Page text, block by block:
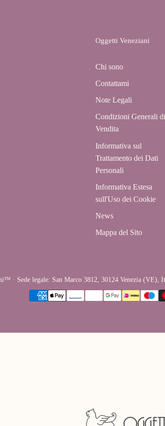
Oggetti Veneziani
Chi sono
Contattami
Note Legali
Condizioni Generali di
Vendita
Informativa sul
Trattamento dei Dati
Personali
Informativa Estesa
sull'Uso dei Cookie
News
Mappa del Sito
· Sede legale: San Marco 3812, 30124 Venezia
{"title"=>"Metodi